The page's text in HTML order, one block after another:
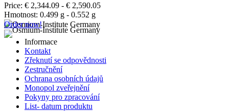
Price: € 2,344.09 - € 2,590.05
Hmotnost: 0.499 g - 0.552 g
Order now!
Informace
Kontakt
Zřeknutí se odpovědnosti
Zestručnění
Ochrana osobních údajů
Monopol zveřejnění
Pokyny pro zpracování
List- datum produktu